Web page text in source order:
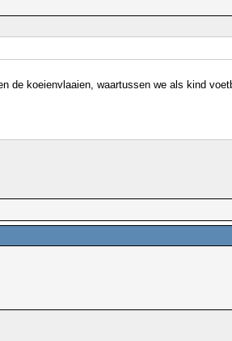
de koeienvlaaien, waartussen we als kind